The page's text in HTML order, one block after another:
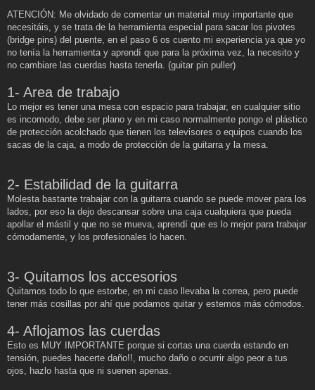
ATENCIÓN: Me olvidado de comentar un material muy importante que
necesitáis, y se trata de la herramienta especial para sacar los pivotes
(bridge pins) del puente, en el paso 6 os cuento mi experiencia ya que yo
no tenía la herramienta y aprendí que para la próxima vez, la necesito y
no cambiare las cuerdas hasta tenerla. (guitar pin puller)
1- Area de trabajo
Lo mejor es tener una mesa con espacio para trabajar, en cualquier sitio
es incomodo, debe ser plano y en mi caso normalmente pongo el plástico
de protección acolchado que tienen los televisores o equipos cuando los
sacas de la caja, a modo de protección de la guitarra y la mesa.
2- Estabilidad de la guitarra
Molesta bastante trabajar con la guitarra cuando se puede mover para los
lados, por eso la dejo descansar sobre una caja cualquiera que pueda
apollar el mástil y que no se mueva, aprendí que es lo mejor para trabajar
cómodamente, y los profesionales lo hacen.
3- Quitamos los accesorios
Quitamos todo lo que estorbe, en mi caso llevaba la correa, pero puede
tener más cosillas por ahí que podamos quitar y estemos más cómodos.
4- Aflojamos las cuerdas
Esto es MUY IMPORTANTE porque si cortas una cuerda estando en
tensión, puedes hacerte daño!!, mucho daño o ocurrir algo peor a tus
ojos, hazlo hasta que ni suenen apenas.